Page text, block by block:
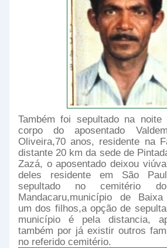
Também foi sepultado na
corpo do aposentado
Oliveira,70 anos, residente na
distante 20 km da sede de
Zazá, o aposentado deixou
deles residente em São
sepultado no cemitério
Mandacaru,município de Baixa
um dos filhos,a opção de
município é pela distancia,
também por já existir outros
no referido cemitério.